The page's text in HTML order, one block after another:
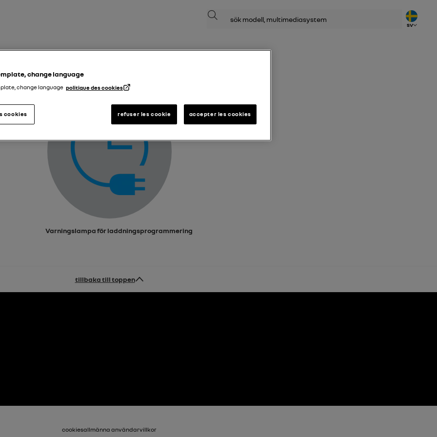
Sök
SV
Varningslampa för laddningsprogrammering
Varningslampa för laddningsprogrammering
tillbaka till toppen
cookiesallmänna användarvillkor
change language
change language politique des cookies
refuser les cookie accepter les cookies
cookies